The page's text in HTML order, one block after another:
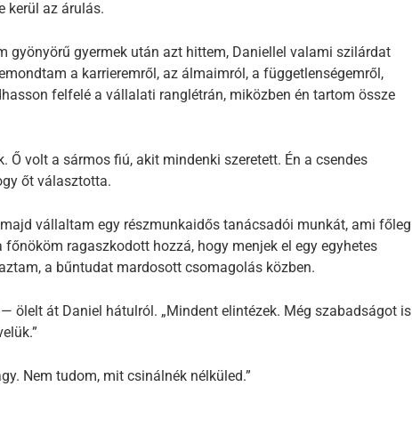
kerül az árulás.
gyönyörű gyermek után azt hittem, Daniellel valami szilárdat
a karrieremről, az álmaimról, a függetlenségemről,
felfelé a vállalati ranglétrán, miközben én tartom össze
Ő volt a sármos fiú, akit mindenki szeretett. Én a csendes
őt választotta.
vállaltam egy részmunkaidős tanácsadói munkát, ami főleg
ragaszkodott hozzá, hogy menjek el egy egyhetes
a bűntudat mardosott csomagolás közben.
ölelt át Daniel hátulról. „Mindent elintézek. Még szabadságot is
Nem tudom, mit csinálnék nélküled.”